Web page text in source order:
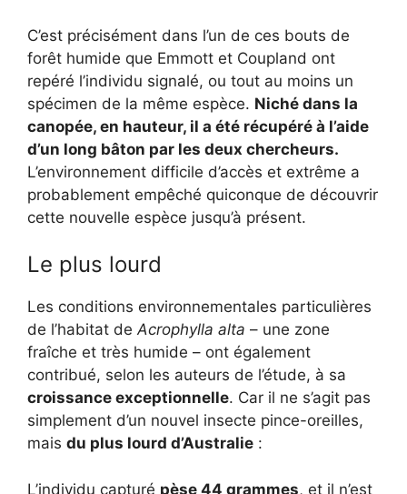
C’est précisément dans l’un de ces bouts de
forêt humide que Emmott et Coupland ont
repéré l’individu signalé, ou tout au moins un
spécimen de la même espèce. Niché dans la
canopée, en hauteur, il a été récupéré à l’aide
d’un long bâton par les deux chercheurs.
L’environnement difficile d’accès et extrême a
probablement empêché quiconque de découvrir
cette nouvelle espèce jusqu’à présent.
Le plus lourd
Les conditions environnementales particulières
de l’habitat deAcrophylla alta – une zone
fraîche et très humide – ont également
contribué, selon les auteurs de l’étude, à sa
croissance exceptionnelle. Car il ne s’agit pas
simplement d’un nouvel insecte pince-oreilles,
mais du plus lourd d’Australie :
L’individu capturé pèse 44 grammes, et il n’est